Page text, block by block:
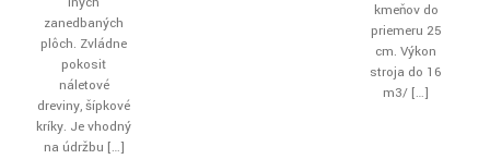
zanedbaných
plôch. Zvládne
pokosiť
náletové
dreviny, šípkové
kríky. Je vhodný
na údržbu […]
kmeňov do
priemeru 25
cm. Výkon
stroja do 16
m3/ […]